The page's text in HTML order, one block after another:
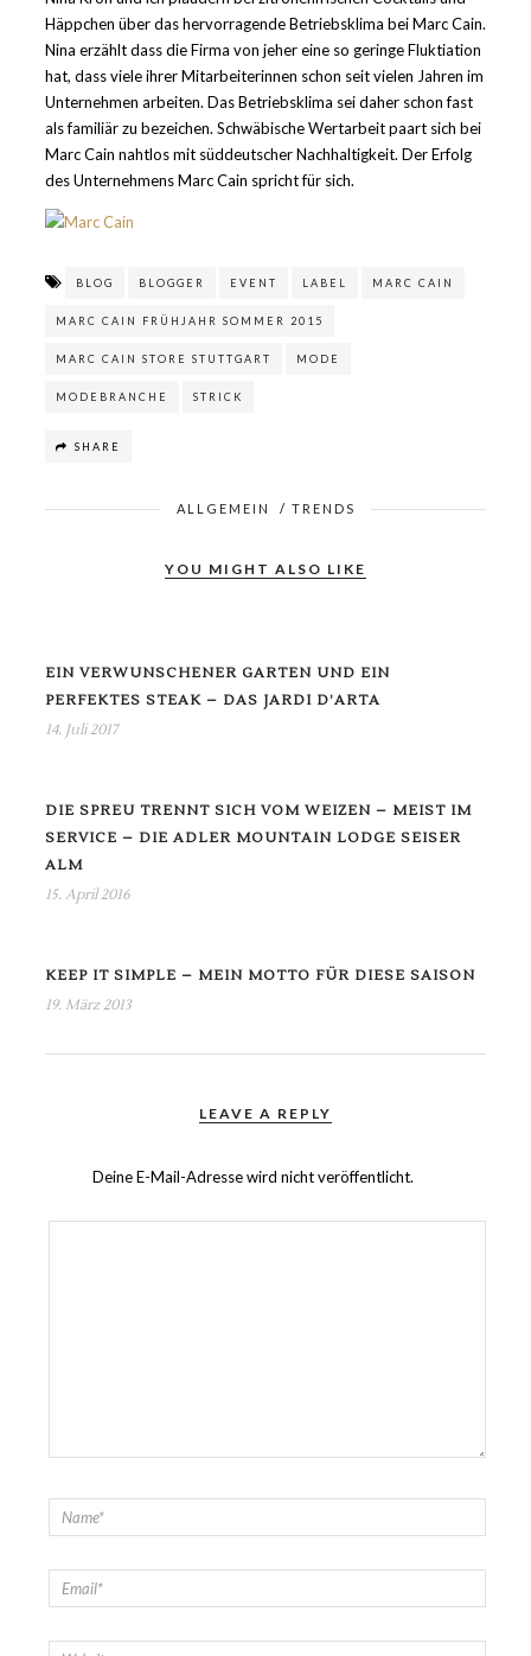
Häppchen über das hervorragende Betriebsklima bei Marc Cain.
Nina erzählt dass die Firma von jeher eine so geringe Fluktiation
hat, dass viele ihrer Mitarbeiterinnen schon seit vielen Jahren im
Unternehmen arbeiten. Das Betriebsklima sei daher schon fast
als familiär zu bezeichen. Schwäbische Wertarbeit paart sich bei
Marc Cain nahtlos mit süddeutscher Nachhaltigkeit. Der Erfolg
des Unternehmens Marc Cain spricht für sich.
BLOG BLOGGER EVENT LABEL MARC CAIN
MARC CAIN FRÜHJAHR SOMMER 2015
MARC CAIN STORE STUTTGART MODE
MODEBRANCHE STRICK
SHARE
ALLGEMEIN / TRENDS
YOU MIGHT ALSO LIKE
EIN VERWUNSCHENER GARTEN UND EIN
PERFEKTES STEAK – DAS JARDI D’ARTA
14. Juli 2017
DIE SPREU TRENNT SICH VOM WEIZEN – MEIST IM
SERVICE – DIE ADLER MOUNTAIN LODGE SEISER
ALM
15. April 2016
KEEP IT SIMPLE – MEIN MOTTO FÜR DIESE SAISON
19. März 2013
LEAVE A REPLY
Deine E-Mail-Adresse wird nicht veröffentlicht.